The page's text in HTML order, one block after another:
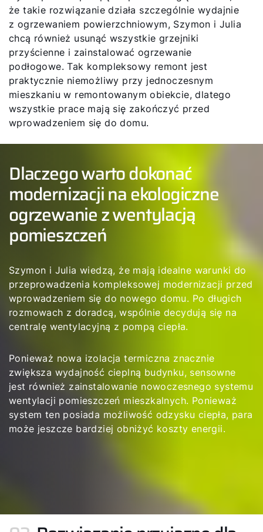
że takie rozwiązanie działa szczególnie wydajnie
z ogrzewaniem powierzchniowym, Szymon i Julia
chcą również usunąć wszystkie grzejniki
przyścienne i zainstalować ogrzewanie
podłogowe. Tak kompleksowy remont jest
praktycznie niemożliwy przy jednoczesnym
mieszkaniu w remontowanym obiekcie, dlatego
wszystkie prace mają się zakończyć przed
wprowadzeniem się do domu.
Dlaczego warto dokonać
modernizacji na ekologiczne
ogrzewanie z wentylacją
pomieszczeń
Szymon i Julia wiedzą, że mają idealne warunki do
przeprowadzenia kompleksowej modernizacji przed
wprowadzeniem się do nowego domu. Po długich
rozmowach z doradcą, wspólnie decydują się na
centralę wentylacyjną z pompą ciepła.
Ponieważ nowa izolacja termiczna znacznie
zwiększa wydajność cieplną budynku, sensowne
jest również zainstalowanie nowoczesnego systemu
wentylacji pomieszczeń mieszkalnych. Ponieważ
system ten posiada możliwość odzysku ciepła, para
może jeszcze bardziej obniżyć koszty energii.